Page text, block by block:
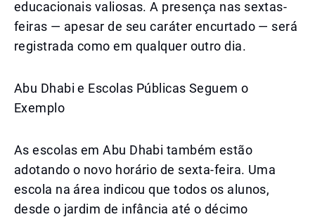
educacionais valiosas. A presença nas sextas-
feiras — apesar de seu caráter encurtado — será
registrada como em qualquer outro dia.
Abu Dhabi e Escolas Públicas Seguem o
Exemplo
As escolas em Abu Dhabi também estão
adotando o novo horário de sexta-feira. Uma
escola na área indicou que todos os alunos,
desde o jardim de infância até o décimo